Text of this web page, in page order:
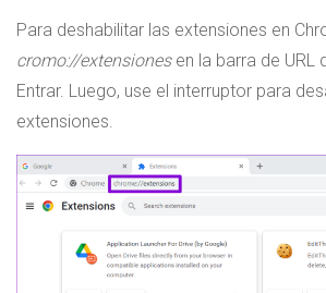
Para deshabilitar las extensiones en
cromo://extensionesen la barra de URL
Entrar. Luego, use el interruptor para
extensiones.